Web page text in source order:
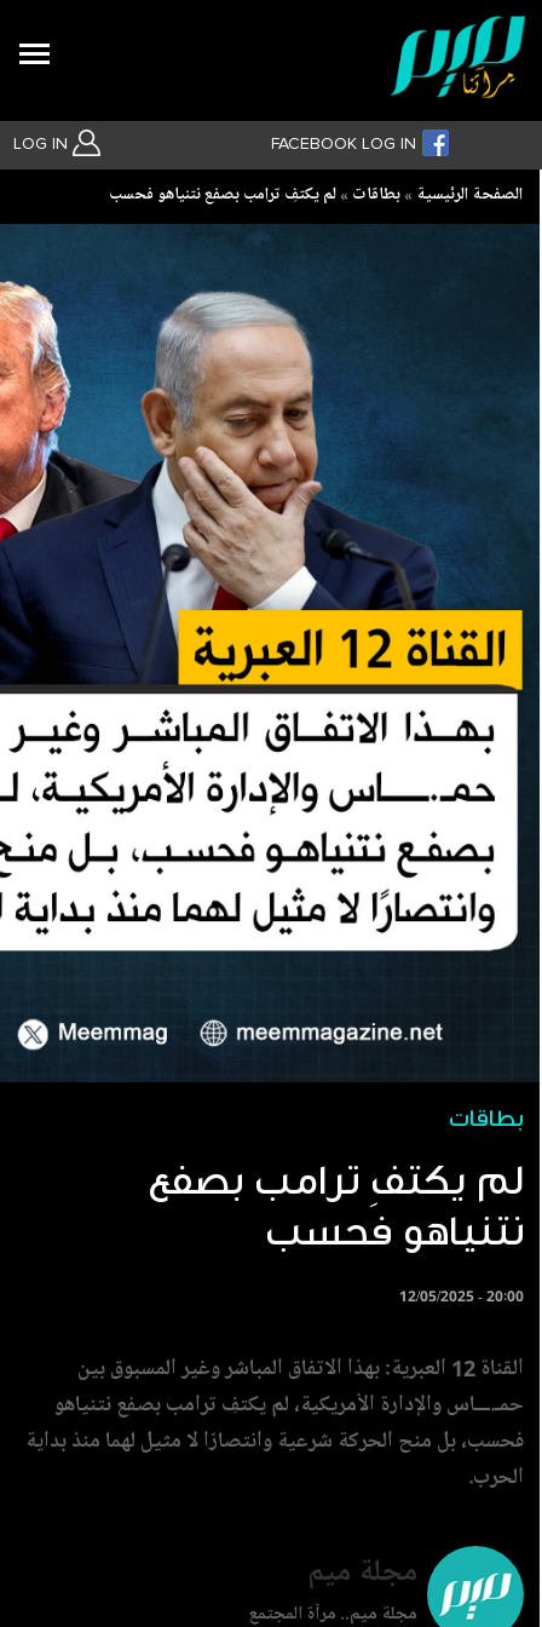
LOG IN FACEBOOK LOG IN
Breadcrumb
الصفحة الرئيسية بطاقات لم يكتفِ ترامب بصفع نتنياهو فحسب
بطاقات
لم يكتفِ ترامب بصفع
نتنياهو فحسب
12/05/2025 - 20:00
القناة 12 العبرية: بهذا الاتفاق المباشر وغير المسبوق بين
حمـ.ـــاس والإدارة الأمريكية، لم يكتفِ ترامب بصفع نتنياهو
فحسب، بل منح الحركة شرعية وانتصارًا لا مثيل لهما منذ بداية
الحرب.
مجلة ميم
مجلة ميم.. مرآة المجتمع